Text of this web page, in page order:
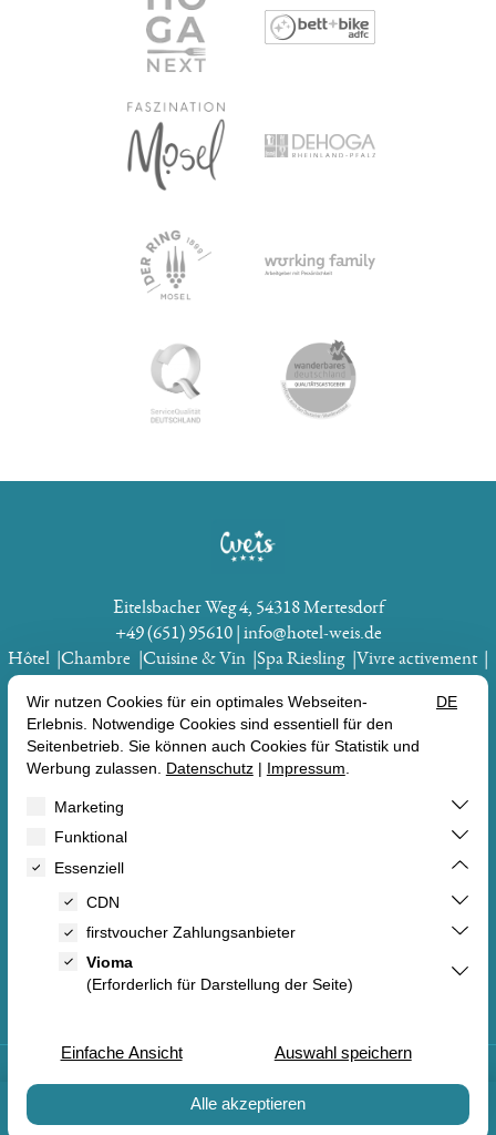
Eitelsbacher Weg 4 54318 Mertesdorf
+49 (651) 95610
info@hotel-weis.de
Hôtel
Chambre Cuisine & Vin Spa Riesling
Vivre activement
RÉSERVATIONS
CHAMBRE OFFRES
Annuler le contrat
